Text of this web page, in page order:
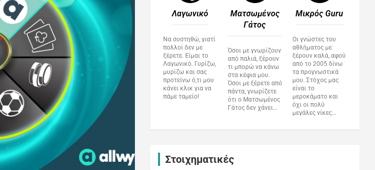
Λαγωνικό
Να συστηθώ, γιατί
πολλοί δεν με
ξέρετε. Είμαι το
Λαγωνικό. Γυρίζω,
μυρίζω και σας
προτείνω ό,τι μου
κάνει κλικ για να
πάμε ταμείο!
Ματσωμένος
Γάτος​
Όσοι με γνωρίζουν
από παλιά, ξέρουν
τι μπορώ να κάνω
στα κέφια μου.
Όσοι με ξέρετε από
πάντα, γνωρίζετε
ότι ο Ματσωμένος
Γάτος δεν χάνει…
Μικρός Guru​
Οι γνώστες του
αθλήματος με
ξέρουν καλά, αφού
από το 2005 δίνω
τα προγνωστικά
μου. Στόχος μας
είναι το
μεροκάματο και
όχι οι πολύ
μεγάλες νίκες…
Στοιχηματικές